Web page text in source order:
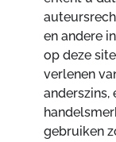
en andere
op deze
verlenen
anderszins,
gebruiken